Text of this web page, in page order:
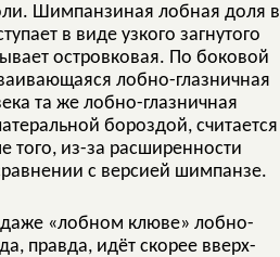
Шимпанзиная лобная доля в
в виде узкого загнутого
островковая. По боковой
лобно-глазничная
та же лобно-глазничная
бороздой, считается
того, из-за расширенности
с версией шимпанзе.
даже «лобном клюве» лобно-
правда, идёт скорее вверх-